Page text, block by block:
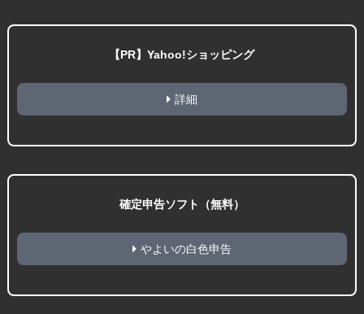
【PR】Yahoo!ショッピング
詳細
確定申告ソフト（無料）
やよいの白色申告